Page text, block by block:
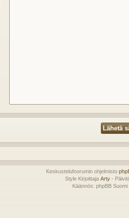
Keskustelufoorumin ohjelmisto
Style Kirjoittaja Arty-
Käännös: phpBB